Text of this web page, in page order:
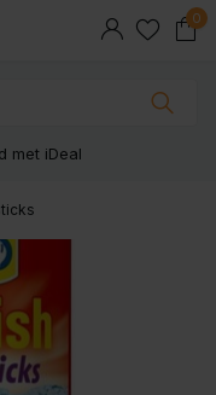
0
met iDeal